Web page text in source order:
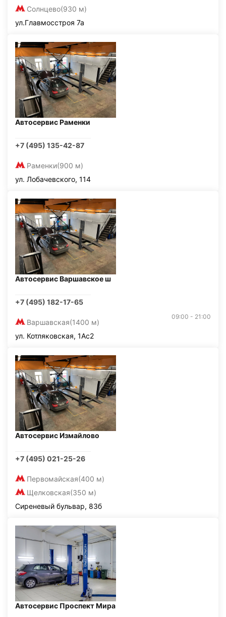
Солнцево(930 м)
ул.Главмосстроя 7а
Автосервис Раменки
+7 (495) 135-42-87
Раменки(900 м)
ул. Лобачевского, 114
Автосервис Варшавское ш
+7 (495) 182-17-65
Варшавская(1400 м)
09:00 - 21:00
ул. Котляковская, 1Ас2
Автосервис Измайлово
+7 (495) 021-25-26
Первомайская(400 м)
Щелковская(350 м)
Сиреневый бульвар, 83б
Автосервис Проспект Мира